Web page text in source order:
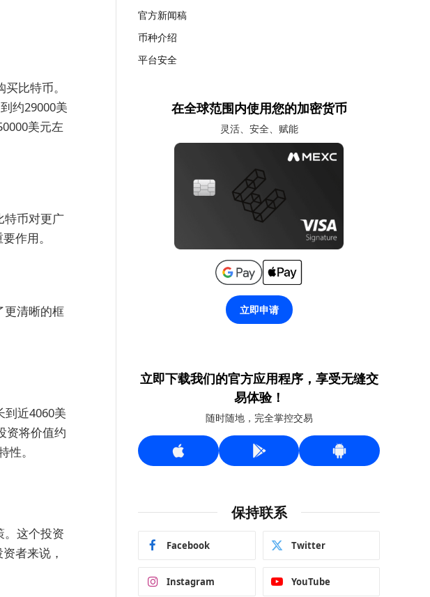
比特币。
约29000美
美元左
特币对更广
作用。
更清晰的框
到近4060美
资将价值约
。
。这个投资
者来说，
官方新闻稿
币种介绍
平台安全
在全球范围内使用您的加密货币
灵活、安全、赋能
立即申请
立即下载我们的官方应用程序，享受无缝交
易体验！
随时随地，完全掌控交易
保持联系
Facebook Twitter
Instagram YouTube